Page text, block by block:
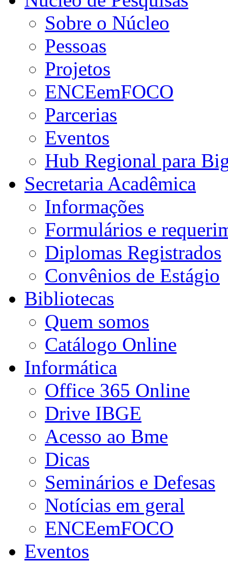
Sobre o Núcleo
Pessoas
Projetos
ENCEemFOCO
Parcerias
Eventos
Hub Regional para
Secretaria Acadêmica
Informações
Formulários e
Diplomas Registrados
Convênios de Estágio
Bibliotecas
Quem somos
Catálogo Online
Informática
Office 365 Online
Drive IBGE
Acesso ao Bme
Dicas
Seminários e Defesas
Notícias em geral
ENCEemFOCO
Eventos